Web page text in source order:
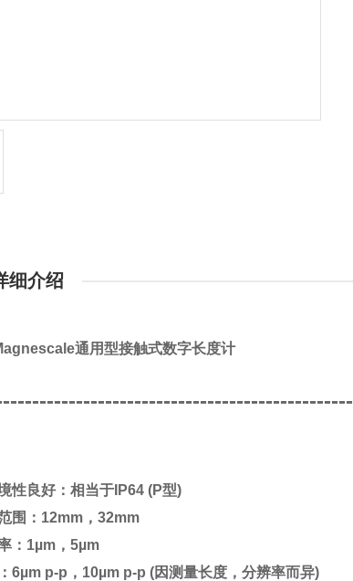
细介绍
通用型接触式数字长度计
性良好：相当于IP64 (P型)
围：12mm，32mm
：1µm，5µm
6µm p-p，10µm p-p (因测量长度，分辨率而异)